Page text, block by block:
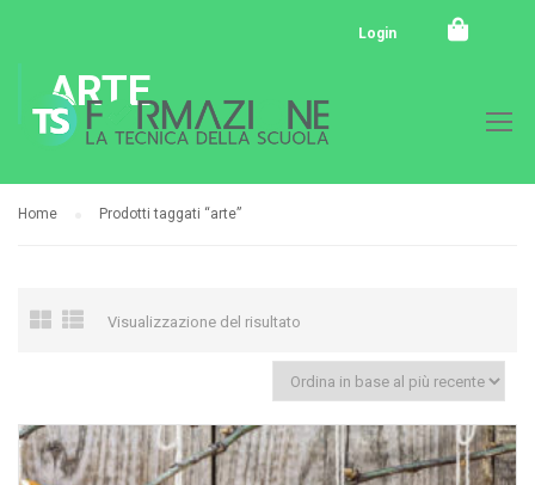
Login
ARTE
Home Prodotti taggati “arte”
Visualizzazione del risultato